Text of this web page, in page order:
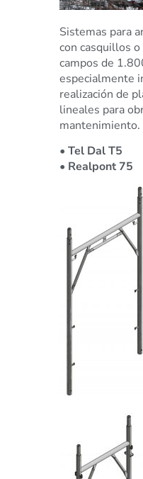
Sistemas para
con casquillos
campos de
especialmente
realización de
lineales para
mantenimiento.
• Tel Dal T5 •
• Realpont 75